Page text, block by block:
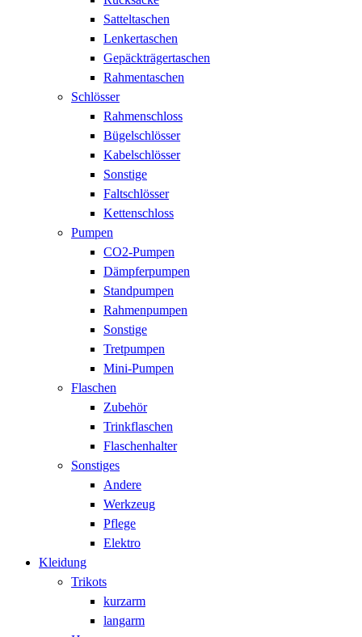
Satteltaschen
Lenkertaschen
Gepäckträgertaschen
Rahmentaschen
Schlösser
Rahmenschloss
Bügelschlösser
Kabelschlösser
Sonstige
Faltschlösser
Kettenschloss
Pumpen
CO2-Pumpen
Dämpferpumpen
Standpumpen
Rahmenpumpen
Sonstige
Tretpumpen
Mini-Pumpen
Flaschen
Zubehör
Trinkflaschen
Flaschenhalter
Sonstiges
Andere
Werkzeug
Pflege
Elektro
Kleidung
Trikots
kurzarm
langarm